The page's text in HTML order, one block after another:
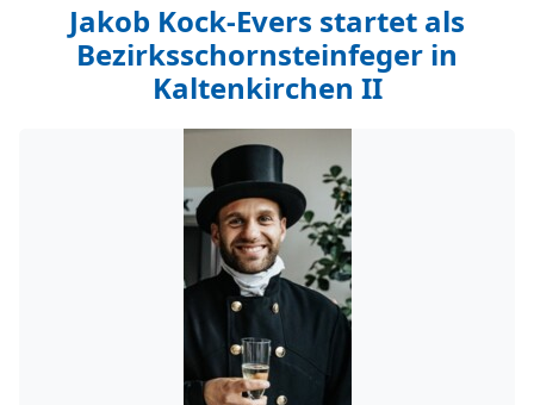
Jakob Kock-Evers startet als
Bezirksschornsteinfeger in
Kaltenkirchen II